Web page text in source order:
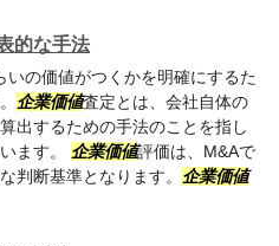
的な手法
の価値がつくかを明確にするた
企業価値査定とは、会社自体の
出するための手法のことを指し
ます。 企業価値評価は、M&Aで
判断基準となります。 企業価値